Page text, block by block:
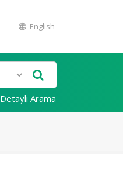
English
Detaylı Arama